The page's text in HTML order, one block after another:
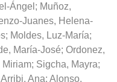
Ángel ; Muñoz,
Juanes, Helena-
; Moldes, Luz-María;
María-José; Ordonez,
Miriam; Sigcha, Mayra;
Arribi, Ana; Alonso,